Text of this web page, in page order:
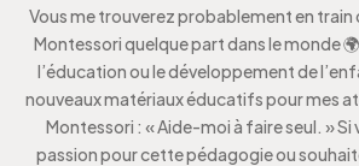
Vous me trouverez probablement en train
Montessori quelque part dans le monde
l’éducation ou le développement de
nouveaux matériaux éducatifs pour mes
Montessori : « Aide-moi à faire seul. »
passion pour cette pédagogie ou